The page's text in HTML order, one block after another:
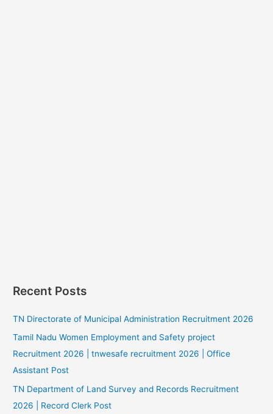
Recent Posts
TN Directorate of Municipal Administration Recruitment 2026
Tamil Nadu Women Employment and Safety project
Recruitment 2026 | tnwesafe recruitment 2026 | Office
Assistant Post
TN Department of Land Survey and Records Recruitment
2026 | Record Clerk Post